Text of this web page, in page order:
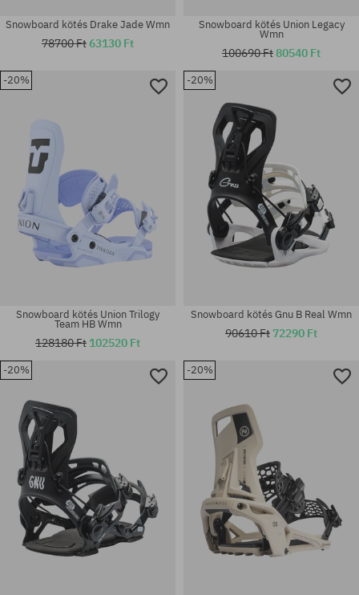
Elérhető méretek:
Elérhető méretek:
Elérhető méretek:
Snowboard kötés Drake Jade Wmn
78700 Ft63130 Ft
Elérhető méretek:
Snowboard kötés Union Legacy
Wmn
100690 Ft80540 Ft
-20%
Snowboard kötés Union Trilogy
Team HB Wmn
128180 Ft 102520 Ft
-20%
Snowboard kötés Gnu B Real Wmn
90610 Ft 72290 Ft
-20% -20%